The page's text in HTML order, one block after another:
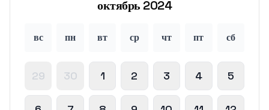
октябрь 2024
вс пн вт ср чт пт сб
29 30 1 2 3 4 5